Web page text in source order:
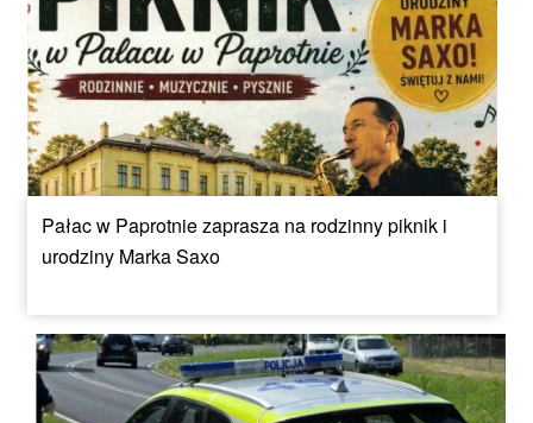
Pałac w Paprotnie zaprasza na rodzinny piknik i
urodziny Marka Saxo